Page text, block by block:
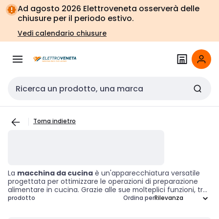
Vai alla
navigazione
Vai
alla
pagina
Ad agosto 2026 Elettroveneta osserverà delle
chiusure per il periodo estivo.
Vedi calendario chiusure
Cerca input
Torna indietro
La macchina da cucina è un'apparecchiatura versatile
progettata per ottimizzare le operazioni di preparazione
alimentare in cucina. Grazie alle sue molteplici funzioni, tra
cui mescolare, impastare e montare, si rivela indispensabile
prodotto Ordina per